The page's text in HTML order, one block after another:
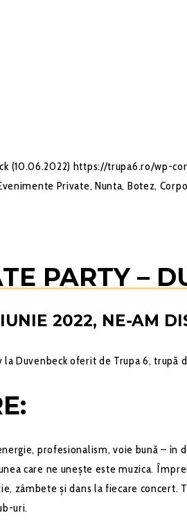
(10.06.2022) https://trupa6.ro/wp-
Private, Nunta, Botez,
PARTY –
2022, NE-AM
la Duvenbeck oferit de Trupa 6,
profesionalism, voie bună – în
care ne unește este muzica.
zâmbete și dans la fiecare
uri.